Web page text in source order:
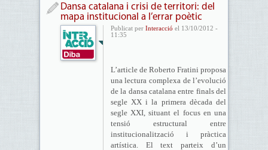
Dansa catalana i crisi de territori: del
mapa institucional a l’errar poètic
Publicat per Interacció el 13/10/2012 -
11:35
L’article de Roberto Fratini proposa
una lectura complexa de l’evolució
de la dansa catalana entre finals del
segle XX i la primera dècada del
segle XXI, situant el focus en una
tensió estructural entre
institucionalització i pràctica
artística. El text parteix d’un